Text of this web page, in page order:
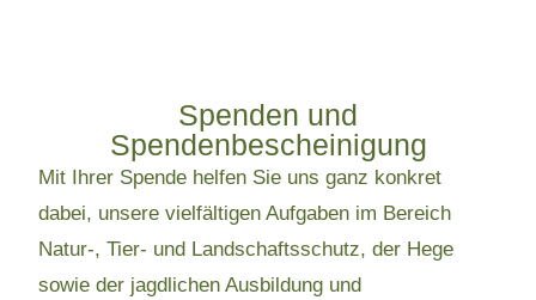
Spenden und
Spendenbescheinigung
Mit Ihrer Spende helfen Sie uns ganz konkret
dabei, unsere vielfältigen Aufgaben im Bereich
Natur-, Tier- und Landschaftsschutz, der Hege
sowie der jagdlichen Ausbildung und